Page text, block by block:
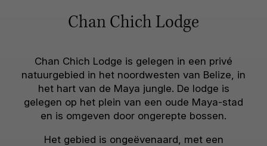
Chan Chich Lodge
Chan Chich Lodge is gelegen in een privé
natuurgebied in het noordwesten van Belize, in
het hart van de Maya jungle. De lodge is
gelegen op het plein van een oude Maya-stad
en is omgeven door ongerepte bossen.
Het gebied is ongeëvenaard, met een